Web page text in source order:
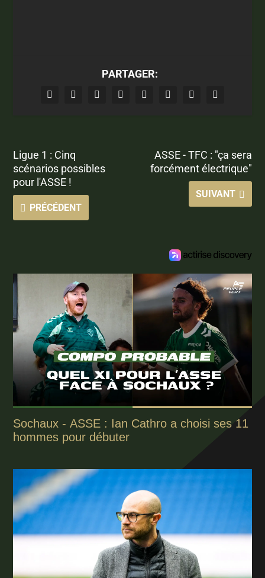
PARTAGER:
Ligue 1 : Cinq
scénarios possibles
pour l'ASSE !
PRÉCÉDENT
ASSE - TFC : "ça sera
forcément électrique"
SUIVANT
Sochaux - ASSE : Ian Cathro a choisi ses 11
hommes pour débuter